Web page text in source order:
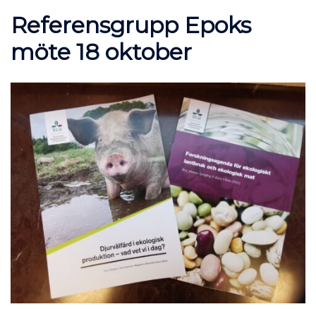
Referensgrupp Epoks
möte 18 oktober